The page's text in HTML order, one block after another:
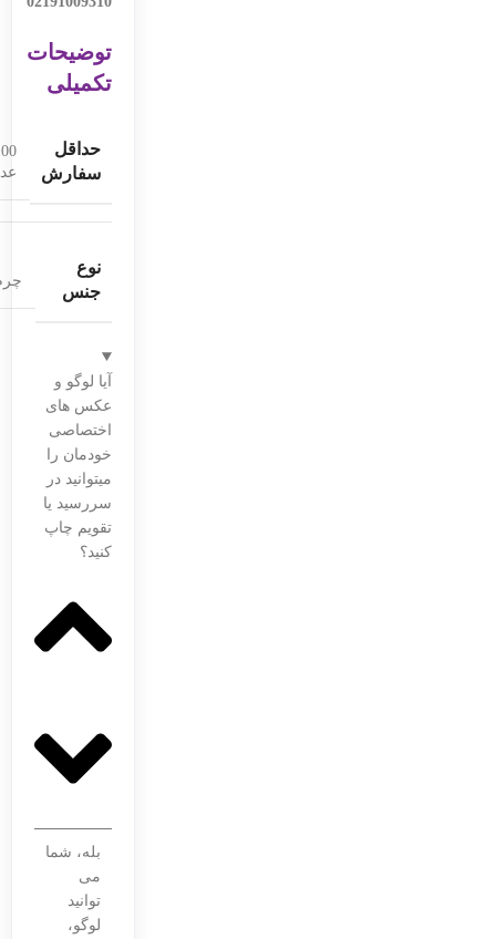
توضیحات
تکمیلی
حداقل
سفارش
نوع
جنس
آیا لوگو و
عکس های
اختصاصی
خودمان را
میتوانید در
سررسید یا
تقویم چاپ
کنید؟
بله، شما
می
توانید
لوگو،